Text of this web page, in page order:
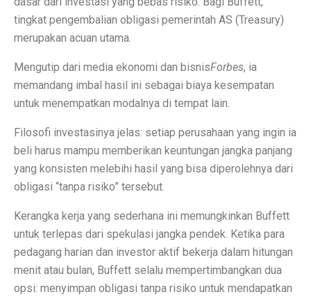
Desain Rumah Minimalis, Tampilan Menarik!
Lukisan Raden Saleh: Ikon Seni Nusantara
Mengungkap Pengalaman Suara Hebat di Galaxy
Laptop Lokal Harga 2 Jutaan dengan Spesifikasi
Rahasia iPhone 17 Pro Max Tahan Panas: Teknologi
5 HP Android Tercepat 2025 dengan Snapdragon 8
Laptop Murah 4 Jutaan untuk Pelajar Aktif, Tugas
Honda PCX160: Spesifikasi Mewah yang Membuat
tingkat pengembalian obligasi pemerintah AS (Treasury)
merupakan acuan utama.
Mengutip dari media ekonomi dan bisnisForbes, ia
memandang imbal hasil ini sebagai biaya kesempatan
untuk menempatkan modalnya di tempat lain.
Filosofi investasinya jelas: setiap perusahaan yang ingin ia
beli harus mampu memberikan keuntungan jangka panjang
yang konsisten melebihi hasil yang bisa diperolehnya dari
obligasi “tanpa risiko” tersebut.
Kerangka kerja yang sederhana ini memungkinkan Buffett
untuk terlepas dari spekulasi jangka pendek. Ketika para
pedagang harian dan investor aktif bekerja dalam hitungan
menit atau bulan, Buffett selalu mempertimbangkan dua
opsi: menyimpan obligasi tanpa risiko untuk mendapatkan